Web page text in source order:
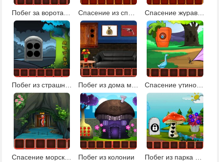
Спасение журавля
Спасение утиной семьи: эпизод 1
Спасение морского конька Побег из колонии